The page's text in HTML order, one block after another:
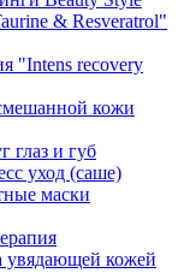
& Resveratrol"
"Intens recovery
кожи
глаз и губ
уход (саше)
маски
кожей